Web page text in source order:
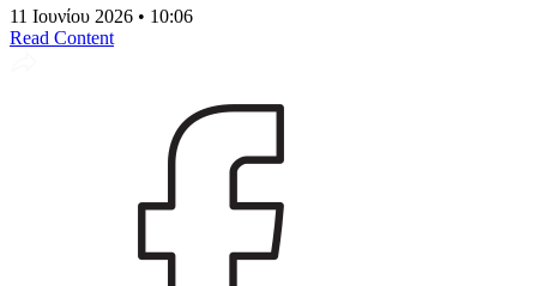
11 Ιουνίου 2026 • 10:06
Read Content